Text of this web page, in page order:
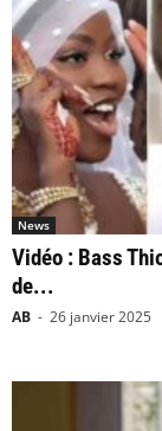
News
Vidéo : Bass
de...
AB - 26 janvier 2025